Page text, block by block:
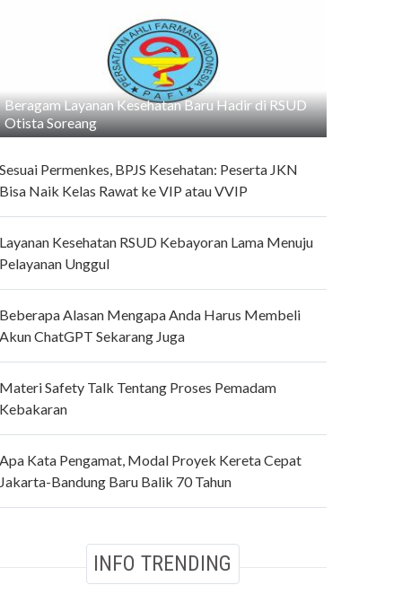
Beragam Layanan Kesehatan Baru Hadir di RSUD
Otista Soreang
Permenkes, BPJS Kesehatan: Peserta JKN
Naik Kelas Rawat ke VIP atau VVIP
Kesehatan RSUD Kebayoran Lama Menuju
Unggul
Alasan Mengapa Anda Harus Membeli
ChatGPT Sekarang Juga
Safety Talk Tentang Proses Pemadam
Kata Pengamat, Modal Proyek Kereta Cepat
Bandung Baru Balik 70 Tahun
INFO TRENDING